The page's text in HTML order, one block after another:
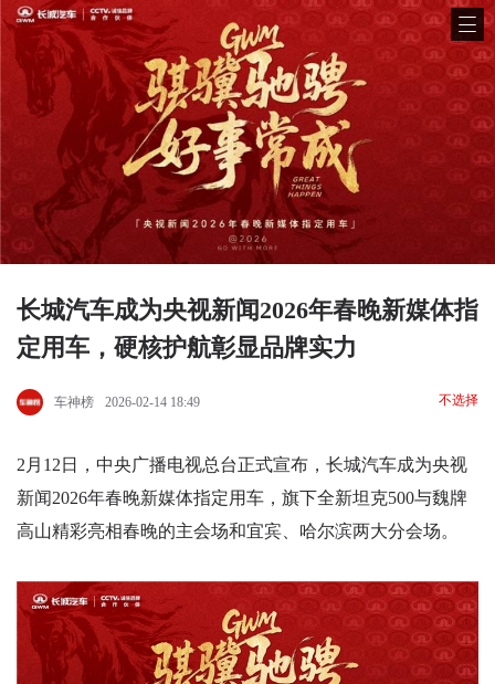
长城汽车成为央视新闻2026年春晚新媒体指
定用车，硬核护航彰显品牌实力
车神榜 2026-02-14 18:49 不选择
2月12日，中央广播电视总台正式宣布，长城汽车成为央视
新闻2026年春晚新媒体指定用车，旗下全新坦克500与魏牌
高山精彩亮相春晚的主会场和宜宾、哈尔滨两大分会场。